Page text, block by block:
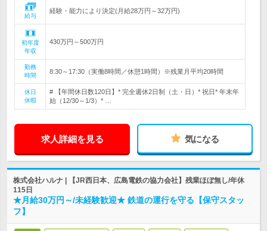
給与
経験・能力により決定(月給28万円～32万円)
初年度
年収
430万円～500万円
勤務
時間
8:30～17:30（実働8時間／休憩1時間）※残業月平均20時間
休日
休暇
# 【年間休日数120日】* 完全週休2日制（土・日）* 祝日* 年末年
始（12/30～1/3）* …
求人詳細を見る 気になる
株式会社ハルナ | 【JR西日本、広島電鉄の協力会社】残業ほぼ無し/年休
115日
★月給30万円～/未経験歓迎★ 鉄道の運行を守る【保守スタッ
フ】